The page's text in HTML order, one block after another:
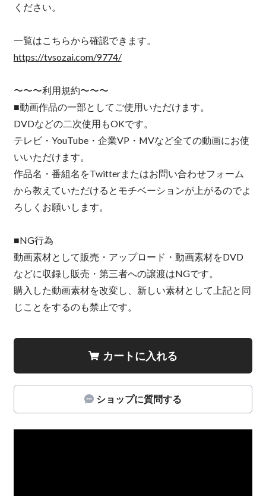
ください。
一覧はこちらから確認できます。
https://tvsozai.com/9774/
〜〜〜利用規約〜〜〜
■動画作品の一部としてご使用いただけます。
DVDなどの二次使用もOKです。
テレビ・YouTube・企業VP・MVなど全ての動画にお使
いいただけます。
作品名・番組名をTwitterまたはお問い合わせフォーム
から教えていただけるとモチベーションが上がるのでよ
ろしくお願いします。
■NG行為
動画素材として販売・アップロード・動画素材をDVD
などに収録し販売・第三者への譲渡はNGです。
購入した動画素材を改変し、新しい素材として上記と同
じことをするのも禁止です。
カートに入れる
ショップに質問する